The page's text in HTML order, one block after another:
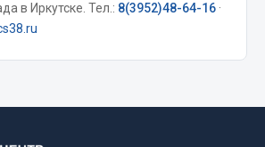
в Иркутске. Тел.: 8(3952)48-64-16 ·